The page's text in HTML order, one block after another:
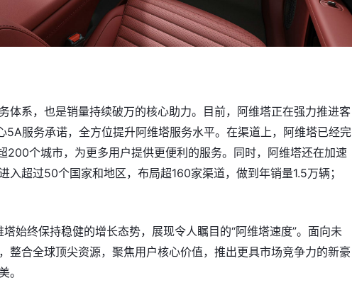
体系，也是销量持续破万的核心助力。目前，阿维塔正在强力推进客
5A服务承诺，全方位提升阿维塔服务水平。在渠道上，阿维塔已经完
200个城市，为更多用户提供更便利的服务。同时，阿维塔还在加速
入超过50个国家和地区，布局超160家渠道，做到年销量1.5万辆；
始终保持稳健的增长态势，展现令人瞩目的“阿维塔速度”。面向未
整合全球顶尖资源，聚焦用户核心价值，推出更具市场竞争力的新豪
。